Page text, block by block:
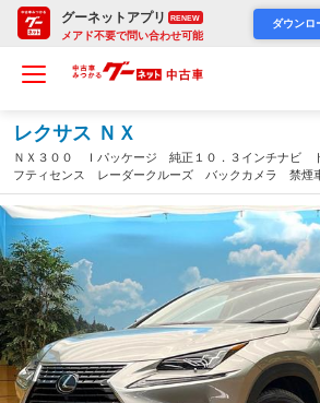
グーネットアプリ RENEW
メアド不要で問い合わせ可能
ダウンロ
レクサス ＮＸ
ＮＸ３００ Ｉパッケージ 純正１０．３インチナビ
フティセンス レーダークルーズ バックカメラ 禁煙
アゲート レザーシート ドラレコ コーナーセンサー
Ｄヘッド ＥＴＣ２．０ 純正１７インチアルミ（大阪